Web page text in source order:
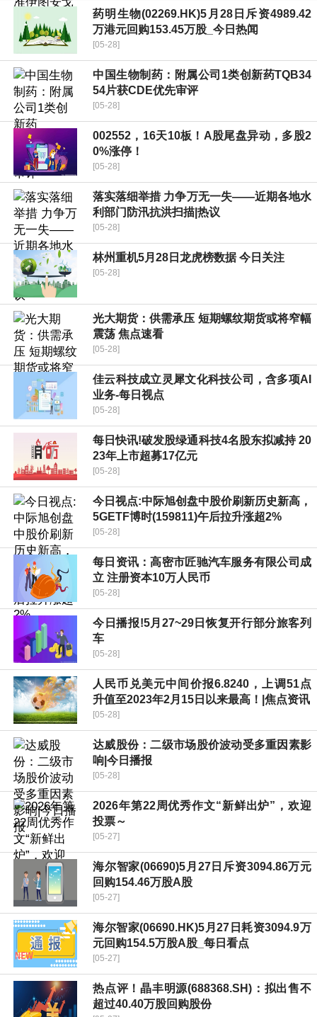
药明生物(02269.HK)5月28日斥资4989.42
万港元回购153.45万股_今日热闻
[05-28]
中国生物制药：附属公司1类创新药TQB34
54片获CDE优先审评
[05-28]
002552，16天10板！A股尾盘异动，多股2
0%涨停！
[05-28]
落实落细举措 力争万无一失——近期各地水
利部门防汛抗洪扫描|热议
[05-28]
林州重机5月28日龙虎榜数据 今日关注
[05-28]
光大期货：供需承压 短期螺纹期货或将窄幅
震荡 焦点速看
[05-28]
佳云科技成立灵犀文化科技公司，含多项AI
业务-每日视点
[05-28]
每日快讯!破发股绿通科技4名股东拟减持 20
23年上市超募17亿元
[05-28]
今日视点:中际旭创盘中股价刷新历史新高，
5GETF博时(159811)午后拉升涨超2%
[05-28]
每日资讯：高密市匠驰汽车服务有限公司成
立 注册资本10万人民币
[05-28]
今日播报!5月27~29日恢复开行部分旅客列
车
[05-28]
人民币兑美元中间价报6.8240，上调51点
升值至2023年2月15日以来最高！|焦点资讯
[05-28]
达威股份：二级市场股价波动受多重因素影
响|今日播报
[05-28]
2026年第22周优秀作文“新鲜出炉”，欢迎
投票～
[05-27]
海尔智家(06690)5月27日斥资3094.86万元
回购154.46万股A股
[05-27]
海尔智家(06690.HK)5月27日耗资3094.9万
元回购154.5万股A股_每日看点
[05-27]
热点评！晶丰明源(688368.SH)：拟出售不
超过40.40万股回购股份